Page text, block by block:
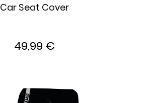
Car Seat Cover
49,99 €